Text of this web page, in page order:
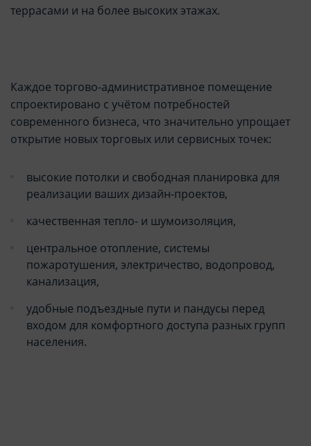
террасами и на более высоких этажах.
Каждое торгово-административное помещение
спроектировано с учётом потребностей
современного бизнеса, что значительно упрощает
открытие новых торговых или сервисных точек:
высокие потолки и свободная планировка для
реализации ваших дизайн-проектов,
качественная тепло- и шумоизоляция,
центральное отопление, системы
пожаротушения, электричество, водопровод,
канализация,
удобные подъездные пути и пандусы перед
входом для комфортного доступа разных групп
населения.